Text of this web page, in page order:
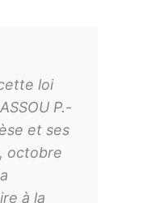
loi
P.-
et ses
octobre
à la